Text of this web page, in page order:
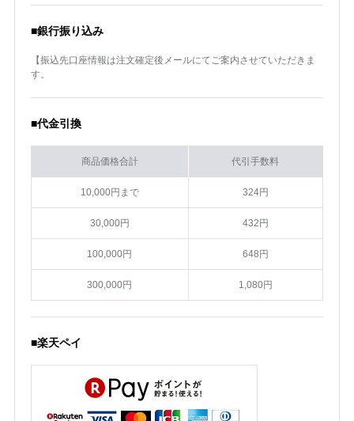
■銀行振り込み
【振込先口座情報は注文確定後メールにてご案内させていただきま
す。
■代金引換
商品価格合計 代引手数料
10,000円まで 324円
30,000円 432円
100,000円 648円
300,000円 1,080円
■楽天ペイ